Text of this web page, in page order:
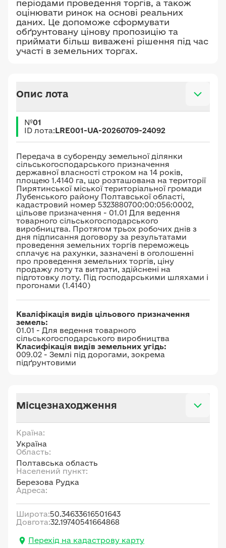
періодами проведення торгів, а також
оцінювати ринок на основі реальних
даних. Це допоможе сформувати
обґрунтовану цінову пропозицію та
приймати більш виважені рішення під час
участі в земельних торгах.
Опис лота
№01
ID лота:LRE001-UA-20260709-24092
Передача в суборенду земельної ділянки
сільськогосподарського призначення
державної власності строком на 14 років,
площею 1.4140 га, що розташована на території
Пирятинської міської територіальної громади
Лубенського району Полтавської області,
кадастровий номер 5323880700:00:056:0002,
цільове призначення - 01.01 Для ведення
товарного сільськогосподарського
виробництва. Протягом трьох робочих днів з
дня підписання договору за результатами
проведення земельних торгів переможець
сплачує на рахунки, зазначені в оголошенні
про проведення земельних торгів, ціну
продажу лоту та витрати, здійснені на
підготовку лоту. Пiд господарськими шляхами i
прогонами (1.4140)
Кваліфікація видів цільового призначення
земель:
01.01 - Для ведення товарного
сільськогосподарського виробництва
Класифікація видів земельних угідь:
009.02 - Землі під дорогами, зокрема
підґрунтовими
Місцезнаходження
Країна:
Україна
Область:
Полтавська область
Населений пункт:
Березова Рудка
Адреса:
Широта:50.34633616501643
Довгота:32.19740541664868
Перехід на кадастрову карту